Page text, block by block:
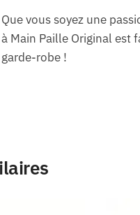
Que vous soyez une
à Main Paille Original est
garde-robe !